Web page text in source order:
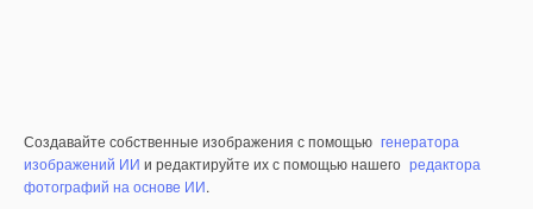
Создавайте собственные изображения с помощью генератора
изображений ИИ и редактируйте их с помощью нашего редактора
фотографий на основе ИИ.